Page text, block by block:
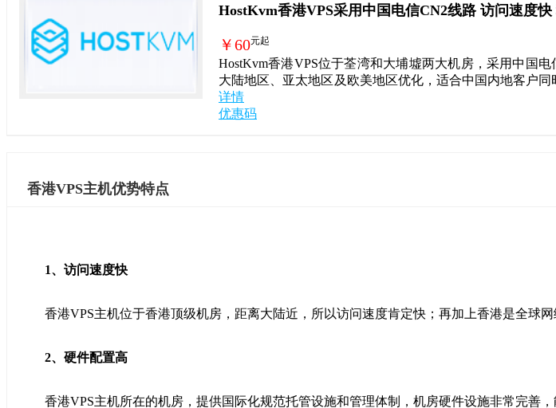
HostKvm香港VPS采用中国电信CN2线路 访问速度
￥60元起
HostKvm香港VPS位于荃湾和大埔墟两大机房，采用中国电
大陆地区、亚太地区及欧美地区优化，适合中国内地客户同
详情
优惠码
香港VPS主机优势特点
1、访问速度快
香港VPS主机位于香港顶级机房，距离大陆近，所以访问速度肯定快；再加上香港是全球
2、硬件配置高
香港VPS主机所在的机房，提供国际化规范托管设施和管理体制，机房硬件设施非常完善